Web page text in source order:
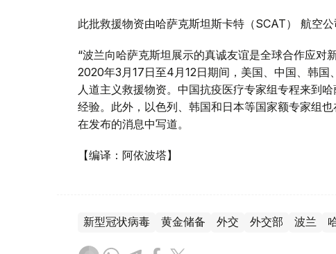
此批救援物资由哈萨克斯坦斯卡特（SCAT） 航空公
“波兰向哈萨克斯坦展示的真诚友谊是全球合作应对
2020年3月17日至4月12日期间，美国、中国、韩
人道主义救援物资。中国抗疫医疗专家组专程来到
经验。此外，以色列、韩国和日本等国家额专家组
在发布的消息中写道。
【编译：阿依波塔】
新型冠状病毒 黄金储备 外交 外交部 波兰